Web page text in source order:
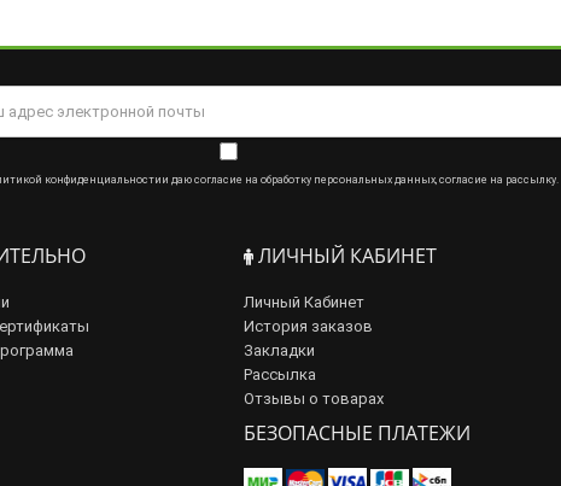
конфиденциальности и даю согласие на обработку персональных данных, согласие на рассылку.
ЛИЧНЫЙ КАБИНЕТ
Личный Кабинет
История заказов
Закладки
Рассылка
Отзывы о товарах
БЕЗОПАСНЫЕ ПЛАТЕЖИ